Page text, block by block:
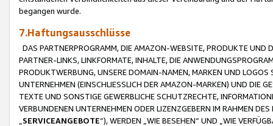
begangen wurde.
7.Haftungsausschlüsse
DAS PARTNERPROGRAMM, DIE AMAZON-WEBSITE, PRODUKTE UND
PARTNER-LINKS, LINKFORMATE, INHALTE, DIE
PRODUKTWERBUNG, UNSERE DOMAIN-NAMEN, MARKEN UND
UNTERNEHMEN (EINSCHLIESSLICH DER AMAZON-MARKEN) UND DIE
TEXTE UND SONSTIGE GEWERBLICHE SCHUTZRECHTE,
VERBUNDENEN UNTERNEHMEN ODER LIZENZGEBERN IM RAHMEN
SERVICEANGEBOTE“), WERDEN „WIE BESEHEN“ UND „WIE